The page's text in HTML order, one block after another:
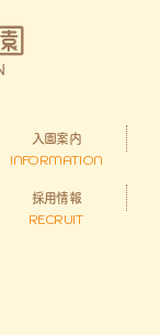
入園案内
INFORMATION
採用情報
RECRUIT